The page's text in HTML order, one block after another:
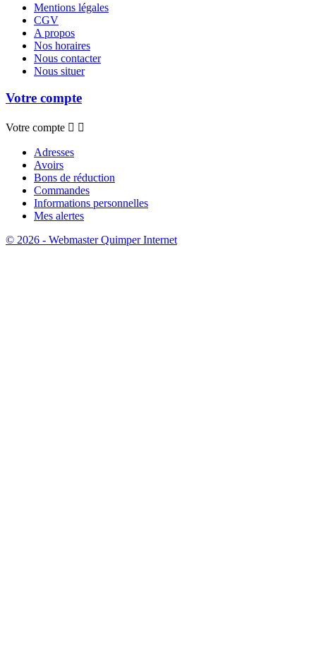
Mentions légales
CGV
A propos
Nos horaires
Nous contacter
Nous situer
Votre compte
Votre compte  
Adresses
Avoirs
Bons de réduction
Commandes
Informations personnelles
Mes alertes
© 2026 - Webmaster Quimper Internet